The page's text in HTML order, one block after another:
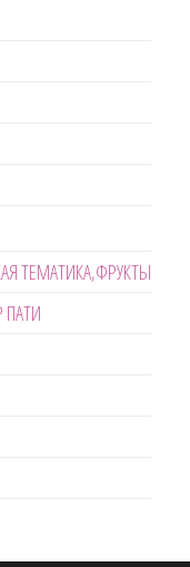
ТЕМАТИКА,ФРУКТЫ